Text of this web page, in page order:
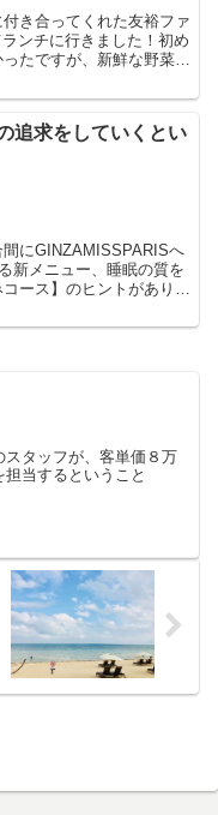
き合ってくれた友裕ファ
ンチに行きました！初め
たですが、新鮮な野菜が
追求をしていくとい
にGINZAMISSPARISへ
新メニュー、睡眠の質を
ース】のヒントがありま
スタッフが、客単価８万
担当するということ